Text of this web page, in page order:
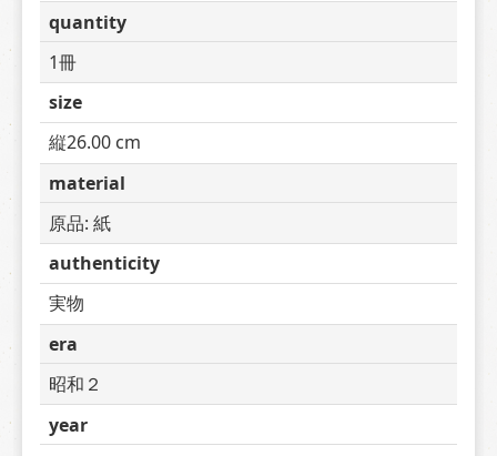
quantity
1冊
size
縦26.00 cm
material
原品: 紙
authenticity
実物
era
昭和２
year